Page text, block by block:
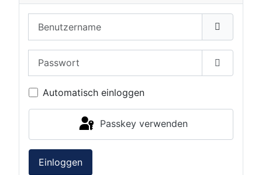
Passwort
Automatisch einloggen
Passkey verwenden
Einloggen